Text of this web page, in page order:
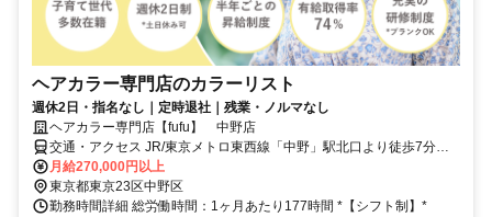
ヘアカラー専門店のカラーリスト
週休2日・指名なし｜定時退社｜残業・ノルマなし
ヘアカラー専門店【fufu】 中野店
交通・アクセス JR/東京メトロ東西線「中野」駅北口より徒歩7分／
西武新宿線「新井薬師」駅より徒歩9分
月給270,000円以上
東京都東京23区中野区
勤務時間詳細 総労働時間：1ヶ月あたり177時間 *【シフト制】*